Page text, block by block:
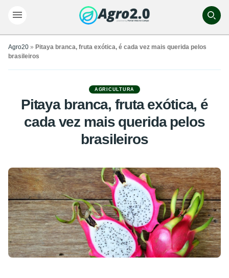
Agro20 » Pitaya branca, fruta exótica, é cada vez mais querida pelos
brasileiros
AGRICULTURA
Pitaya branca, fruta exótica, é
cada vez mais querida pelos
brasileiros